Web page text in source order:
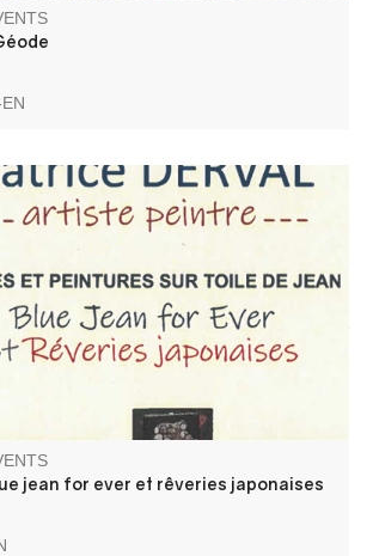
les collages et peintures sur toile de jean
jean for ever et rêveries japonaises